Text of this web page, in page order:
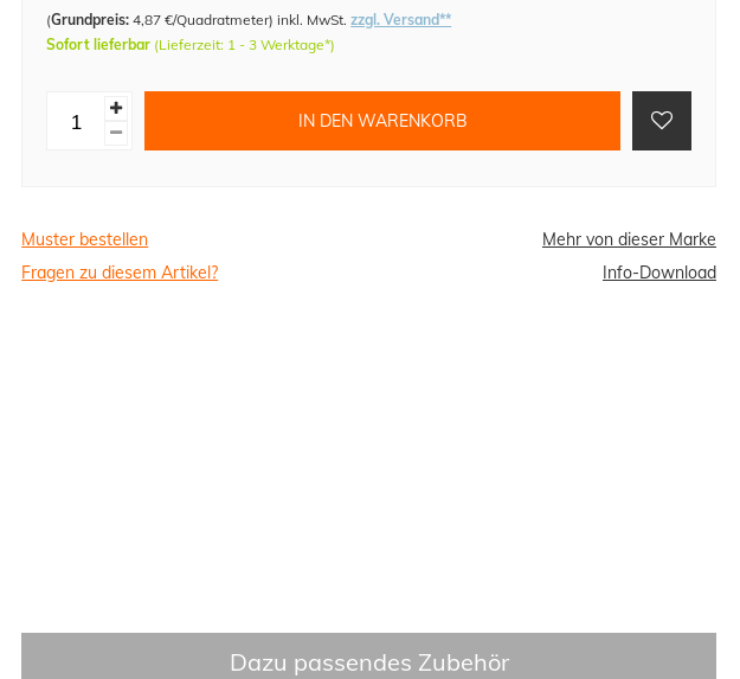
(Grundpreis: 4,87 €/Quadratmeter)inkl. MwSt.zzgl. Versand**
Sofort lieferbar (Lieferzeit: 1 - 3 Werktage*)
IN DEN WARENKORB
Muster bestellen
Mehr von dieser Marke
Fragen zu diesem Artikel?
Info-Download
Dazu passendes Zubehör